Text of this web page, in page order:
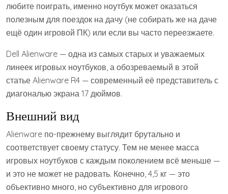
любите поиграть, именно ноутбук может оказаться
полезным для поездок на дачу (не собирать же на даче
ещё один игровой ПК) или если вы часто переезжаете.
Dell Alienware — одна из самых старых и уважаемых
линеек игровых ноутбуков, а обозреваемый в этой
статье Alienware R4 — современный её представитель с
диагональю экрана 17 дюймов.
Внешний вид
Alienware по-прежнему выглядит брутально и
соответствует своему статусу. Тем не менее масса
игровых ноутбуков с каждым поколением всё меньше —
и это не может не радовать. Конечно, 4,5 кг — это
объективно много, но субъективно для игрового